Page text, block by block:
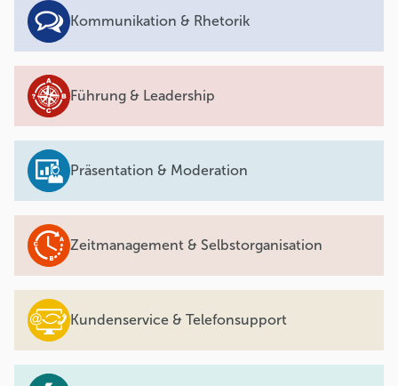
Kommunikation & Rhetorik
Führung & Leadership
Präsentation & Moderation
Zeitmanagement & Selbstorganisation
Kundenservice & Telefonsupport